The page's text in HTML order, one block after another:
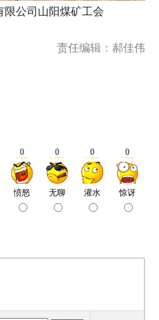
限公司山阳煤矿工会
责任编辑：郝佳伟